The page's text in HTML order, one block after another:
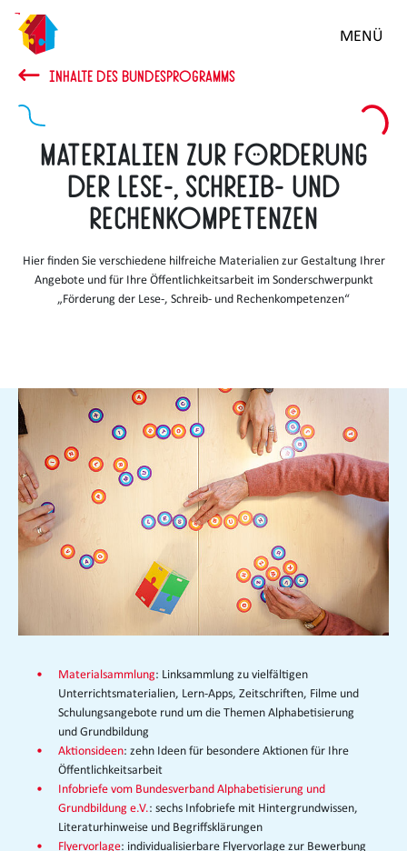
Zum
Hauptinhalt
springen
MENÜ
INHALTE DES BUNDESPROGRAMMS
Materialien zur Förderung
der Lese-, Schreib- und
Rechenkompetenzen
Hier finden Sie verschiedene hilfreiche Materialien zur Gestaltung Ihrer
Angebote und für Ihre Öffentlichkeitsarbeit im Sonderschwerpunkt
„Förderung der Lese-, Schreib- und Rechenkompetenzen“
Materialsammlung: Linksammlung zu vielfältigen
Unterrichtsmaterialien, Lern-Apps, Zeitschriften, Filme und
Schulungsangebote rund um die Themen Alphabetisierung
und Grundbildung
Aktionsideen: zehn Ideen für besondere Aktionen für Ihre
Öffentlichkeitsarbeit
Infobriefe vom Bundesverband Alphabetisierung und
Grundbildung e.V.: sechs Infobriefe mit Hintergrundwissen,
Literaturhinweise und Begriffsklärungen
Flyervorlage: individualisierbare Flyervorlage zur Bewerbung